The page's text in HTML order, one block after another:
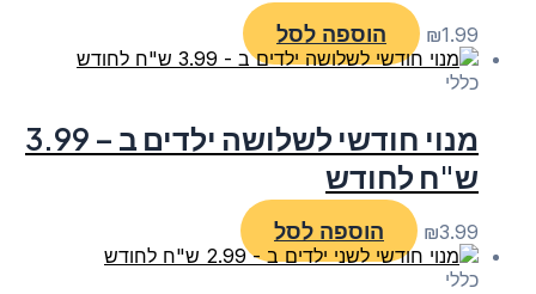
₪1.99 הוספה לסל
כללי
מנוי חודשי לשלושה ילדים ב – 3.99
ש"ח לחודש
₪3.99 הוספה לסל
כללי